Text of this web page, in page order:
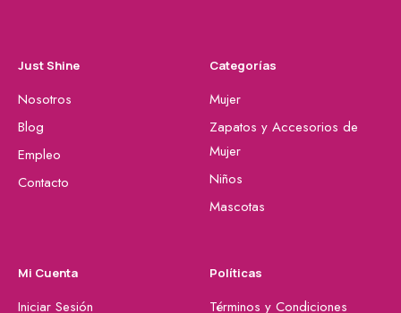
Just Shine
Nosotros
Blog
Empleo
Contacto
Categorías
Mujer
Zapatos y Accesorios de
Mujer
Niños
Mascotas
Mi Cuenta
Iniciar Sesión
Políticas
Términos y Condiciones